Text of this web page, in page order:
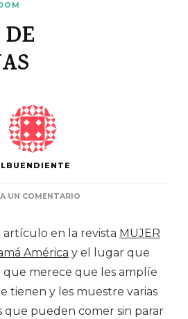
UN COMENTARIO
GOLOSINAS
artículo en la revista MUJER
América y el lugar que
que merece que les amplíe
tienen y les muestre varias
que pueden comer sin parar